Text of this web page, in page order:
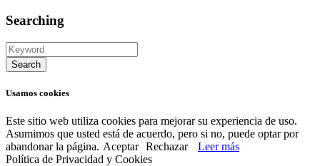
Searching
Usamos cookies
Este sitio web utiliza cookies para mejorar su experiencia de uso.
Asumimos que usted está de acuerdo, pero si no, puede optar por
abandonar la página. Aceptar Rechazar
Leer más
Política de Privacidad y Cookies